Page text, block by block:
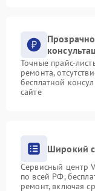
Точные прайс-
ремонта,
бесплатной
сайте
Широкий
Сервисный центр
по всей РФ,
ремонт, включая